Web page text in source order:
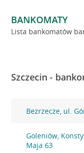
BANKOMATY
Lista bankomatów
Szczecin -
Bezrzecze, ul.
Goleniów,
Maja 63